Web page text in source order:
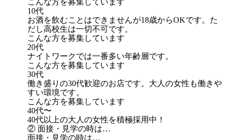
10代
お酒を飲むことはできませんが18歳からOKです。た
だし高校生は一切不可です。
こんな方を募集しています
20代
ナイトワークでは一番多い年齢層です。
こんな方を募集しています
30代
働き盛りの30代歓迎のお店です。大人の女性も働きや
すい環境です。
こんな方を募集しています
40代〜
40代以上の大人の女性を積極採用中！
② 面接・見学の時は…
面接・見学の時は…